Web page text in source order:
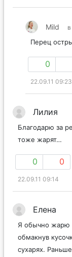
Mild
Перец
0
22.09.11 09:23
Лилия
Благодарю за
тоже жарят…
0 0
22.09.11 09:14
Елена
Я обычно жарю
обмакнув
сухарях.